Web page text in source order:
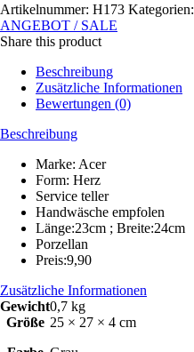
Artikelnummer: H173 Kategorien:
ANGEBOT / SALE
Share this product
Beschreibung
Zusätzliche Informationen
Bewertungen (0)
Beschreibung
Marke: Acer
Form: Herz
Service teller
Handwäsche empfolen
Länge:23cm ; Breite:24cm
Porzellan
Preis:9,90
Zusätzliche Informationen
Gewicht0,7 kg
Größe 25 × 27 × 4 cm